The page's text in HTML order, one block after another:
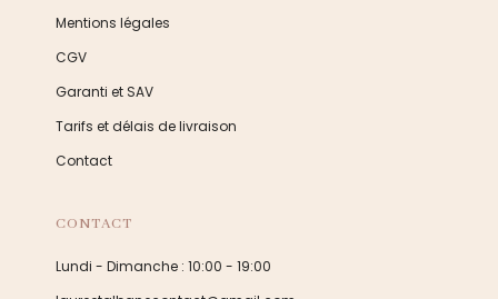
Mentions légales
CGV
Garanti et SAV
Tarifs et délais de livraison
Contact
CONTACT
Lundi - Dimanche : 10:00 - 19:00